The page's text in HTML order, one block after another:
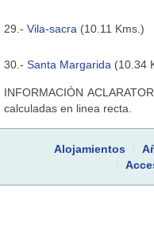
29.- Vila-sacra (10.11 Kms.)
30.- Santa Margarida (10.34
INFORMACIÓN
calculadas en linea recta.
Alojamientos